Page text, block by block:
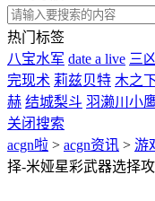
热门标签
八宝水军 date a live 三
完现术 莉兹贝特 木之
赫 结城梨斗 羽濑川小
关闭搜索
acgn啦 > acgn资讯 > 游
择-米娅星彩武器选择